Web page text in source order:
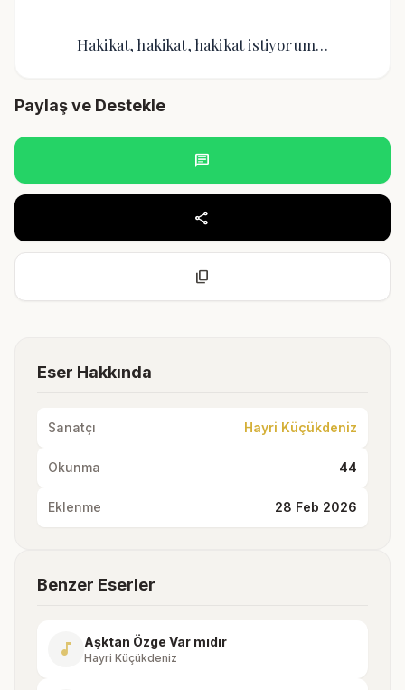
Hakikat, hakikat, hakikat istiyorum…
Paylaş ve Destekle
chat
share
content_copy
Eser Hakkında
Sanatçı Hayri Küçükdeniz
Okunma 44
Eklenme 28 Feb 2026
Benzer Eserler
music_note Aşktan Özge Var mıdır
Hayri Küçükdeniz